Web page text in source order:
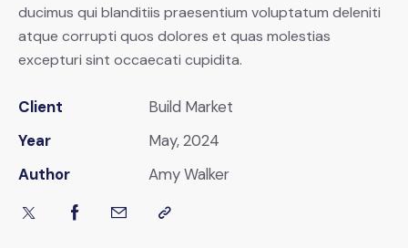
ducimus qui blanditiis praesentium voluptatum deleniti
atque corrupti quos dolores et quas molestias
excepturi sint occaecati cupidita.
Client
Build Market
Year
May, 2024
Author
Amy Walker